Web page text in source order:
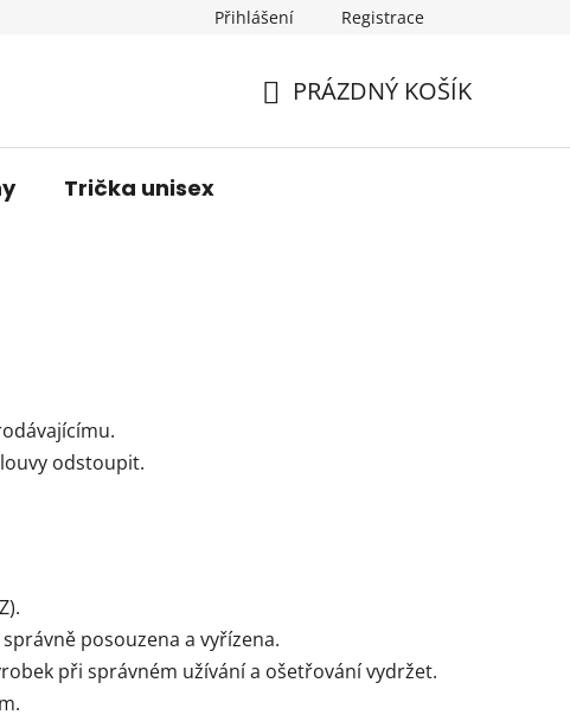
Přihlášení Registrace
PRÁZDNÝ KOŠÍK
Trička unisex
odstoupit.
posouzena a vyřízena.
při správném užívání a ošetřování vydržet.